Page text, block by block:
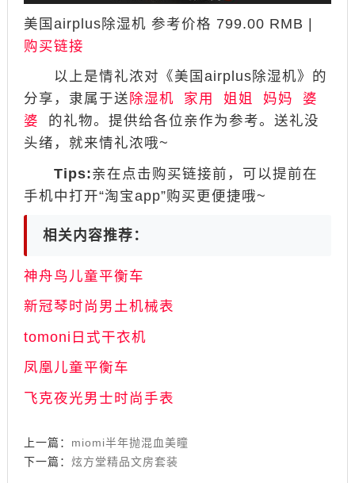
美国airplus除湿机 参考价格 799.00 RMB |
购买链接
以上是情礼浓对《美国airplus除湿机》的
分享，隶属于送 除湿机 家用 姐姐 妈妈
婆
婆 的礼物。提供给各位亲作为参考。送礼没
头绪，就来情礼浓哦~
Tips:亲在点击购买链接前，可以提前在
手机中打开“淘宝app”购买更便捷哦~
相关内容推荐：
神舟鸟儿童平衡车
新冠琴时尚男土机械表
tomoni日式干衣机
凤凰儿童平衡车
飞克夜光男士时尚手表
上一篇： miomi半年抛混血美瞳
下一篇： 炫方堂精品文房套装